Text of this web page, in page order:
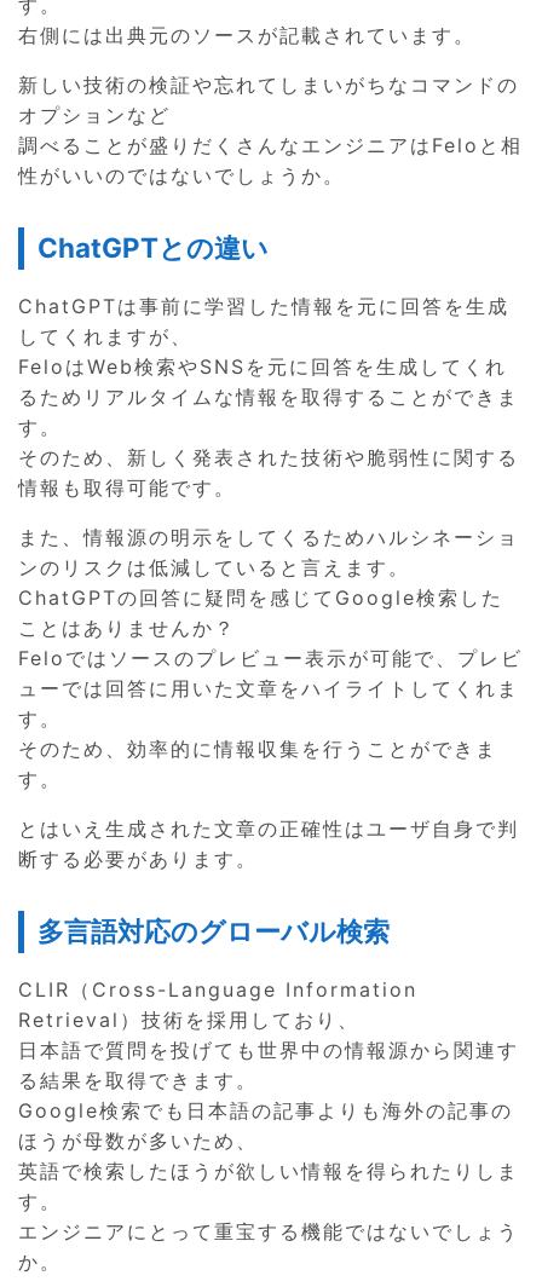
す。
右側には出典元のソースが記載されています。
新しい技術の検証や忘れてしまいがちなコマンドの
オプションなど
調べることが盛りだくさんなエンジニアはFeloと相
性がいいのではないでしょうか。
ChatGPTとの違い
ChatGPTは事前に学習した情報を元に回答を生成
してくれますが、
FeloはWeb検索やSNSを元に回答を生成してくれ
るためリアルタイムな情報を取得することができま
す。
そのため、新しく発表された技術や脆弱性に関する
情報も取得可能です。
また、情報源の明示をしてくるためハルシネーショ
ンのリスクは低減していると言えます。
ChatGPTの回答に疑問を感じてGoogle検索した
ことはありませんか？
Feloではソースのプレビュー表示が可能で、プレビ
ューでは回答に用いた文章をハイライトしてくれま
す。
そのため、効率的に情報収集を行うことができま
す。
とはいえ生成された文章の正確性はユーザ自身で判
断する必要があります。
多言語対応のグローバル検索
CLIR（Cross-Language Information
Retrieval）技術を採用しており、
日本語で質問を投げても世界中の情報源から関連す
る結果を取得できます。
Google検索でも日本語の記事よりも海外の記事の
ほうが母数が多いため、
英語で検索したほうが欲しい情報を得られたりしま
す。
エンジニアにとって重宝する機能ではないでしょう
か。